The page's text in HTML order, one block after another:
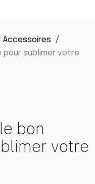
Accessoires
pour sublimer votre
bon
votre